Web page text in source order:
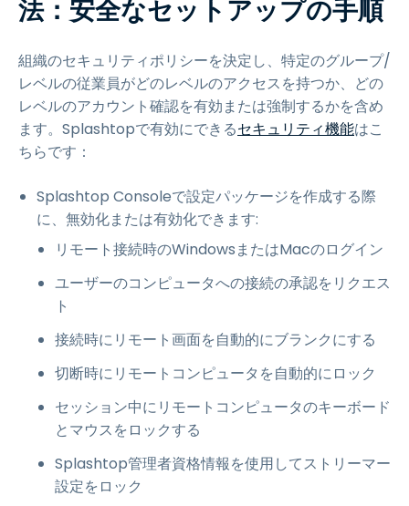
法：安全なセットアップの手順
組織のセキュリティポリシーを決定し、特定のグループ/
レベルの従業員がどのレベルのアクセスを持つか、どの
レベルのアカウント確認を有効または強制するかを含め
ます。Splashtopで有効にできるセキュリティ機能はこ
ちらです：
Splashtop Consoleで設定パッケージを作成する際
に、無効化または有効化できます:
リモート接続時のWindowsまたはMacのログイン
ユーザーのコンピュータへの接続の承認をリクエス
ト
接続時にリモート画面を自動的にブランクにする
切断時にリモートコンピュータを自動的にロック
セッション中にリモートコンピュータのキーボード
とマウスをロックする
Splashtop管理者資格情報を使用してストリーマー
設定をロック